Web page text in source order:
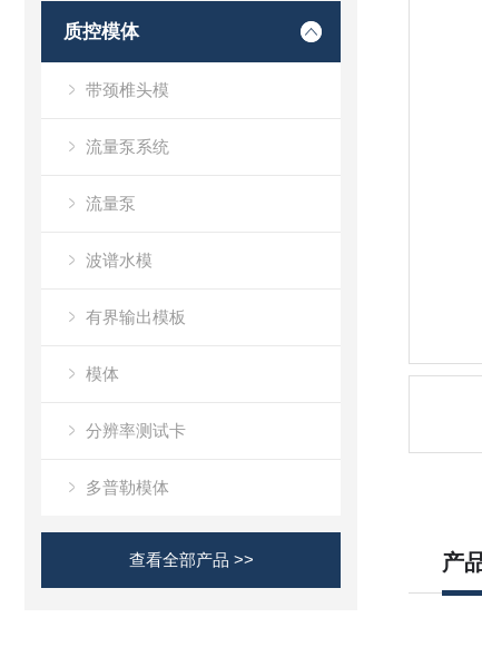
质控模体
带颈椎头模
流量泵系统
流量泵
波谱水模
有界输出模板
模体
分辨率测试卡
多普勒模体
查看全部产品 >> 产